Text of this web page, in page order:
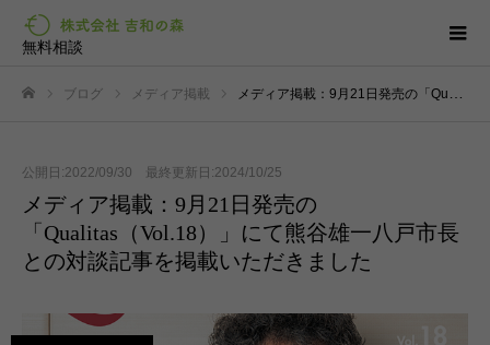
無料相談
ブログ メディア掲載 メディア掲載：9月21日発売の「Qualitas（Vol.18）」にて熊谷雄一八戸市長との対談記事を掲載いただきました
公開日:2022/09/30 最終更新日:2024/10/25
メディア掲載：9月21日発売の
「Qualitas（Vol.18）」にて熊谷雄一八戸市長
との対談記事を掲載いただきました